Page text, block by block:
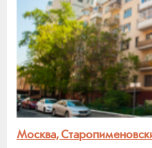
Москва,